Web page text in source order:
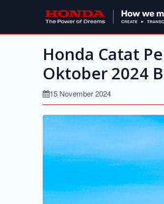
Honda Catat
Oktober 2024
15 November 2024